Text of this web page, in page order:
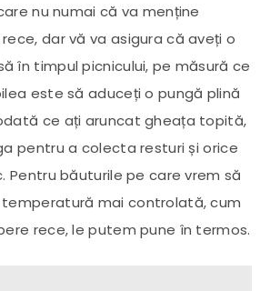
nu numai că va menține
dar vă va asigura că aveți o
în timpul picnicului, pe măsură ce
este să aduceți o pungă plină
ce ați aruncat gheața topită,
pentru a colecta resturi și orice
Pentru băuturile pe care vrem să
mai controlată, cum
rece, le putem pune în termos.